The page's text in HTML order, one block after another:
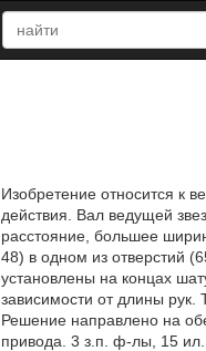
Изобретение относится к
действия. Вал ведущей
расстояние, большее
48) в одном из отверстий
установлены на концах
зависимости от длины
Решение направлено на
привода. 3 з.п. ф-лы, 15 ил.